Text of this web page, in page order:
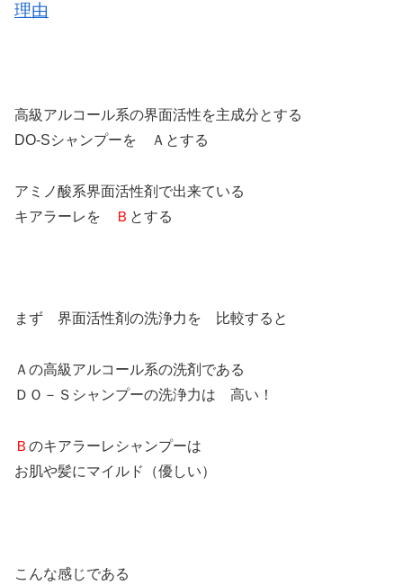
理由
高級アルコール系の界面活性を主成分とする
DO-Sシャンプーを Ａとする
アミノ酸系界面活性剤で出来ている
キアラーレを
Ｂ とする
まず 界面活性剤の洗浄力を 比較すると
Ａの高級アルコール系の洗剤である
ＤＯ－Ｓシャンプーの洗浄力は 高い！
Ｂ のキアラーレシャンプーは
お肌や髪にマイルド（優しい）
こんな感じである